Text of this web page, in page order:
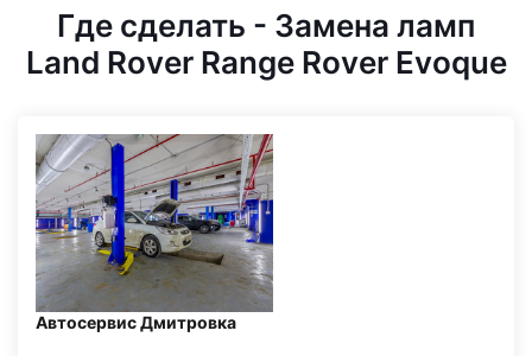
Где сделать - Замена ламп
Land Rover Range Rover Evoque
Автосервис Дмитровка